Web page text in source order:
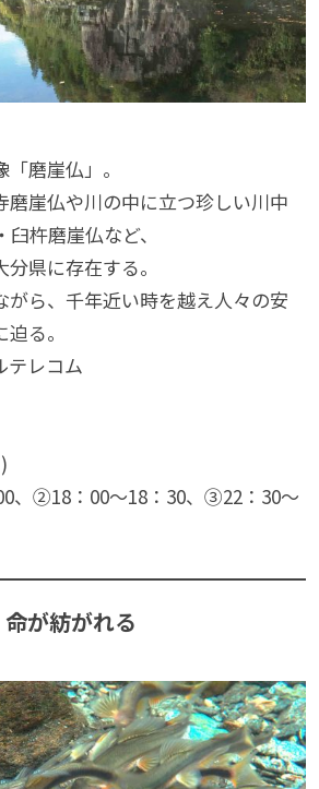
磨崖仏」。
磨崖仏や川の中に立つ珍しい川中
杵磨崖仏など、
県に存在する。
がら、千年近い時を越え人々の安
る。
テレコム
、②18：00〜18：30、③22：30〜
が紡がれる